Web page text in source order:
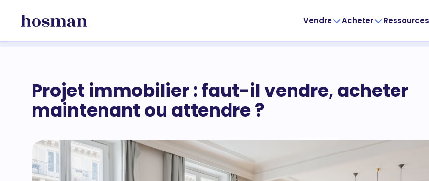
Vendre Acheter Ressources
Projet immobilier : faut-il vendre, acheter
maintenant ou attendre ?